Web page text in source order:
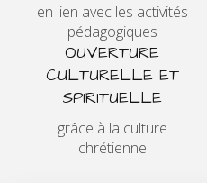
en lien avec les activités
pédagogiques
OUVERTURE
CULTURELLE ET
SPIRITUELLE
grâce à la culture
chrétienne